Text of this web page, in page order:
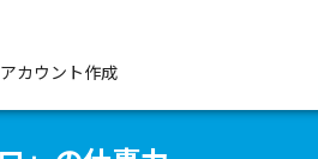
カウント作成